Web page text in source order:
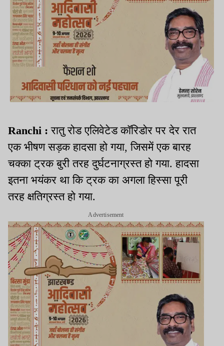
Ranchi :रातु रोड एलिवेटेड कॉरिडोर पर देर रात
एक भीषण सड़क हादसा हो गया, जिसमें एक बारह
चक्का ट्रक बुरी तरह दुर्घटनाग्रस्त हो गया. हादसा
इतना भयंकर था कि ट्रक का अगला हिस्सा पूरी
तरह क्षतिग्रस्त हो गया.
Advertisement